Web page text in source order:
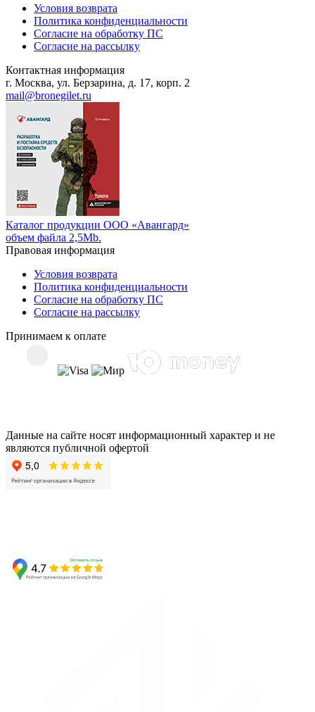
Условия возврата
Политика конфиденциальности
Согласие на обработку ПС
Согласие на рассылку
Контактная информация
г. Москва, ул. Берзарина, д. 17, корп. 2
mail@bronegilet.ru
Каталог продукции ООО «Авангард»
объем файла 2,5Mb.
Правовая информация
Условия возврата
Политика конфиденциальности
Согласие на обработку ПС
Согласие на рассылку
Принимаем к оплате
Данные на сайте носят информационный характер и не
являются публичной офертой